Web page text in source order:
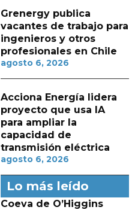
Grenergy publica
vacantes de trabajo para
ingenieros y otros
profesionales en Chile
agosto 6, 2026
Acciona Energía lidera
proyecto que usa IA
para ampliar la
capacidad de
transmisión eléctrica
agosto 6, 2026
Lo más leído
Coeva de O’Higgins